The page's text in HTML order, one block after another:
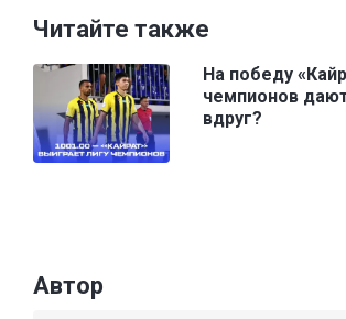
Читайте также
На победу
чемпионов
вдруг?
Автор